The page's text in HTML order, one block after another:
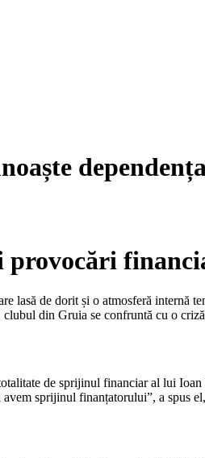
provocări
lasă de dorit și o atmosferă internă
din Gruia se confruntă cu o
de sprijinul financiar al lui
sprijinul finanțatorului”, a spus